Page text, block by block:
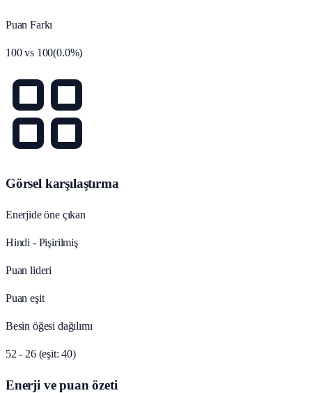
Puan Farkı
100vs 100(0.0%)
Görsel karşılaştırma
Enerjide öne çıkan
Hindi - Pişirilmiş
Puan lideri
Puan eşit
Besin öğesi dağılımı
52 - 26 (eşit: 40)
Enerji ve puan özeti